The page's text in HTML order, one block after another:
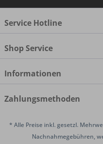
Service Hotline
Shop Service
Informationen
Zahlungsmethoden
* Alle Preise inkl. gesetzl.
Nachnahmegebühren,